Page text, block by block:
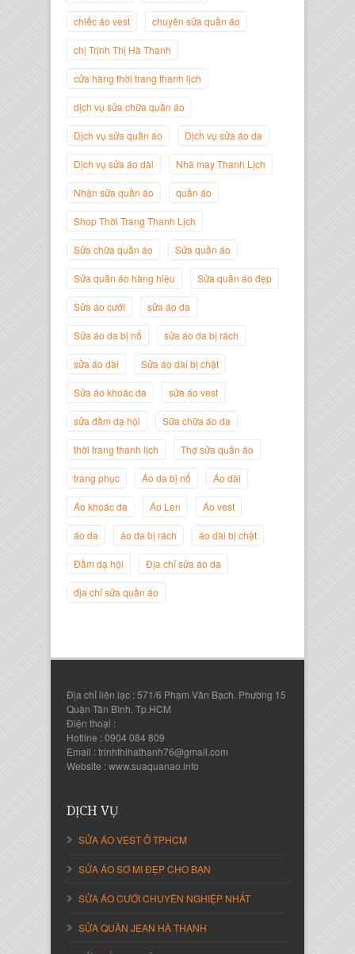
Giám Đốc Thương Hiệu Giày Thời
Nguyễn Minh Đức
Nguyễn
Nguyễn Đắc Định
Giám Đốc Công ty Twist Potato
Nguyễn Thanh Sang
chiếc áo vest chuyên sửa quần áo
chị Trịnh Thị Hà Thanh
cửa hàng thời trang thanh lịch
dịch vụ sửa chữa quần áo
Dịch vụ sửa quần áo Dịch vụ sửa áo da
Dịch vụ sửa áo dài Nhà may Thanh Lịch
Nhận sửa quần áo quần áo
Shop Thời Trang Thanh Lịch
Sửa chữa quần áo Sửa quần áo
Sửa quần áo hàng hiệu Sửa quần áo đẹp
Sửa áo cưới sửa áo da
Sửa áo da bị nổ sửa áo da bị rách
sửa áo dài Sửa áo dài bị chật
Sửa áo khoác da sửa áo vest
sửa đầm dạ hội Sữa chữa áo da
thời trang thanh lịch Thợ sửa quần áo
trang phục Áo da bị nổ Áo dài
Áo khoác da Áo Len Áo vest
áo da áo da bị rách áo dài bị chật
Đầm dạ hội Địa chỉ sửa áo da
địa chỉ sửa quần áo
Địa chỉ liên lạc : 571/6 Phạm Văn Bạch. Phường 15
Quận Tân Bình. Tp.HCM
Điện thoại :
Hotline : 0904 084 809
Email : trinhthihathanh76@gmail.com
Website : www.suaquanao.info
DỊCH VỤ
SỬA ÁO VEST Ở TPHCM
SỬA ÁO SƠ MI ĐẸP CHO BẠN
SỬA ÁO CƯỚI CHUYÊN NGHIỆP NHẤT
SỬA QUẦN JEAN HÀ THANH